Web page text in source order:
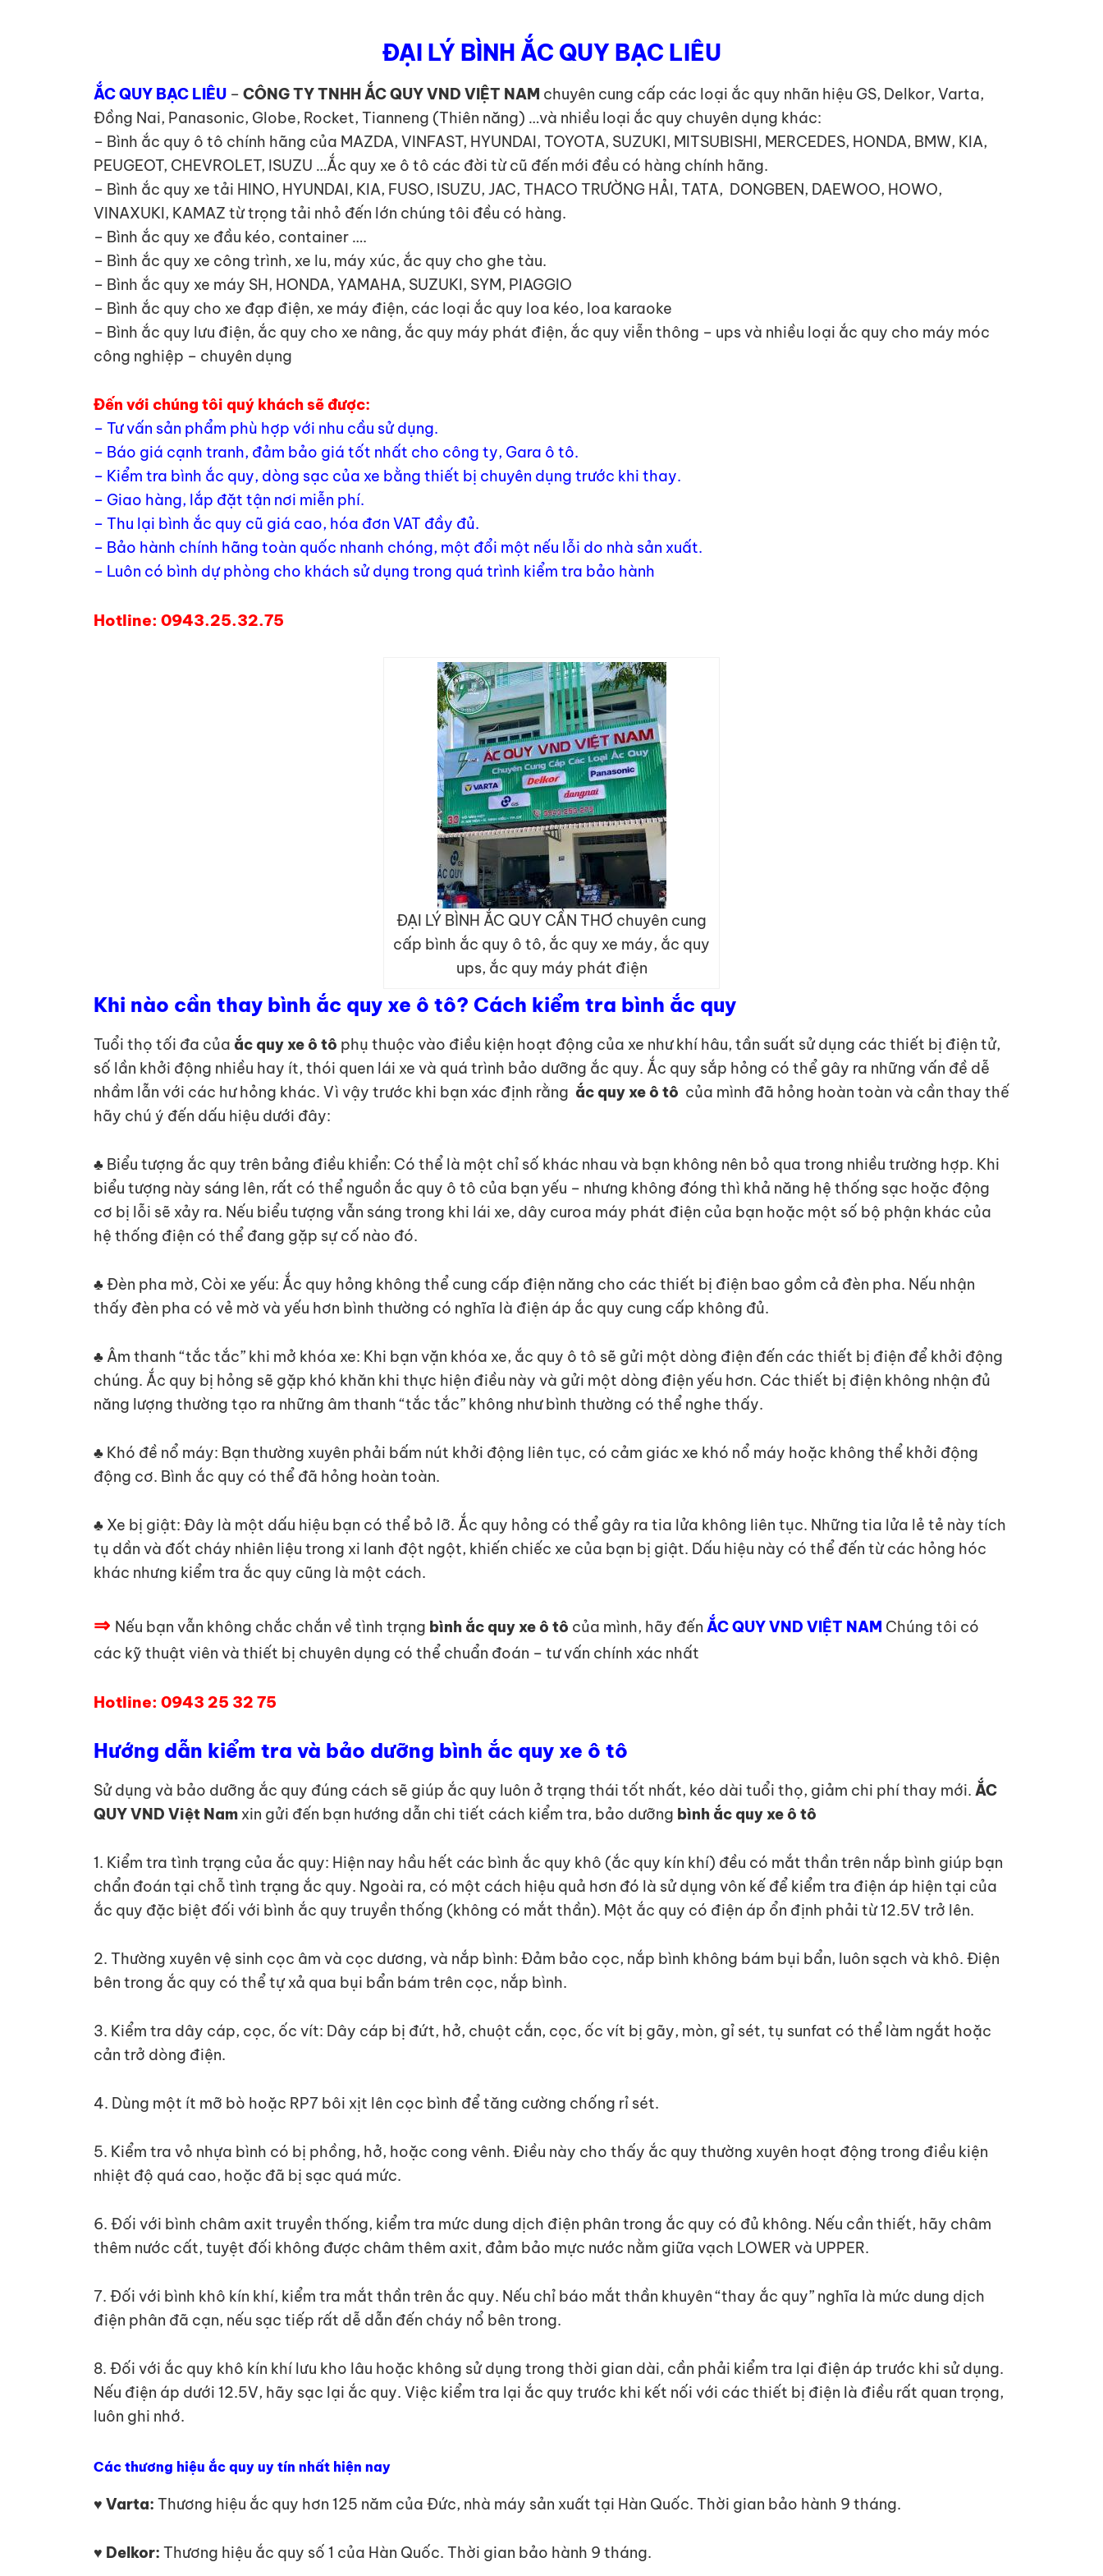
ĐẠI LÝ BÌNH ẮC QUY BẠC LIÊU
ẮC QUY BẠC LIÊU – CÔNG TY TNHH ẮC QUY VND VIỆT NAM chuyên cung cấp các loại ắc quy nhãn hiệu GS, Delkor, Varta,
Đồng Nai, Panasonic, Globe, Rocket, Tianneng (Thiên năng) …và nhiều loại ắc quy chuyên dụng khác:
– Bình ắc quy ô tô chính hãng của MAZDA, VINFAST, HYUNDAI, TOYOTA, SUZUKI, MITSUBISHI, MERCEDES, HONDA, BMW, KIA,
PEUGEOT, CHEVROLET, ISUZU …Ắc quy xe ô tô các đời từ cũ đến mới đều có hàng chính hãng.
– Bình ắc quy xe tải HINO, HYUNDAI, KIA, FUSO, ISUZU, JAC, THACO TRƯỜNG HẢI, TATA, DONGBEN, DAEWOO, HOWO,
VINAXUKI, KAMAZ từ trọng tải nhỏ đến lớn chúng tôi đều có hàng.
– Bình ắc quy xe đầu kéo, container ….
– Bình ắc quy xe công trình, xe lu, máy xúc, ắc quy cho ghe tàu.
– Bình ắc quy xe máy SH, HONDA, YAMAHA, SUZUKI, SYM, PIAGGIO
– Bình ắc quy cho xe đạp điện, xe máy điện, các loại ắc quy loa kéo, loa karaoke
– Bình ắc quy lưu điện, ắc quy cho xe nâng, ắc quy máy phát điện, ắc quy viễn thông – ups và nhiều loại ắc quy cho máy móc
công nghiệp – chuyên dụng
Đến với chúng tôi quý khách sẽ được:
– Tư vấn sản phẩm phù hợp với nhu cầu sử dụng.
– Báo giá cạnh tranh, đảm bảo giá tốt nhất cho công ty, Gara ô tô.
– Kiểm tra bình ắc quy, dòng sạc của xe bằng thiết bị chuyên dụng trước khi thay.
– Giao hàng, lắp đặt tận nơi miễn phí.
– Thu lại bình ắc quy cũ giá cao, hóa đơn VAT đầy đủ.
– Bảo hành chính hãng toàn quốc nhanh chóng, một đổi một nếu lỗi do nhà sản xuất.
– Luôn có bình dự phòng cho khách sử dụng trong quá trình kiểm tra bảo hành
Hotline: 0943.25.32.75
ĐẠI LÝ BÌNH ẮC QUY CẦN THƠ chuyên cung
cấp bình ắc quy ô tô, ắc quy xe máy, ắc quy
ups, ắc quy máy phát điện
Khi nào cần thay bình ắc quy xe ô tô? Cách kiểm tra bình ắc quy
Tuổi thọ tối đa của ắc quy xe ô tô phụ thuộc vào điều kiện hoạt động của xe như khí hâu, tần suất sử dụng các thiết bị điện tử,
số lần khởi động nhiều hay ít, thói quen lái xe và quá trình bảo dưỡng ắc quy. Ắc quy sắp hỏng có thể gây ra những vấn đề dễ
nhầm lẫn với các hư hỏng khác. Vì vậy trước khi bạn xác định rằng ắc quy xe ô tô của mình đã hỏng hoàn toàn và cần thay thế
hãy chú ý đến dấu hiệu dưới đây:
♣ Biểu tượng ắc quy trên bảng điều khiển: Có thể là một chỉ số khác nhau và bạn không nên bỏ qua trong nhiều trường hợp. Khi
biểu tượng này sáng lên, rất có thể nguồn ắc quy ô tô của bạn yếu – nhưng không đóng thì khả năng hệ thống sạc hoặc động
cơ bị lỗi sẽ xảy ra. Nếu biểu tượng vẫn sáng trong khi lái xe, dây curoa máy phát điện của bạn hoặc một số bộ phận khác của
hệ thống điện có thể đang gặp sự cố nào đó.
♣ Đèn pha mờ, Còi xe yếu: Ắc quy hỏng không thể cung cấp điện năng cho các thiết bị điện bao gồm cả đèn pha. Nếu nhận
thấy đèn pha có vẻ mờ và yếu hơn bình thường có nghĩa là điện áp ắc quy cung cấp không đủ.
♣ Âm thanh “tắc tắc” khi mở khóa xe: Khi bạn vặn khóa xe, ắc quy ô tô sẽ gửi một dòng điện đến các thiết bị điện để khởi động
chúng. Ắc quy bị hỏng sẽ gặp khó khăn khi thực hiện điều này và gửi một dòng điện yếu hơn. Các thiết bị điện không nhận đủ
năng lượng thường tạo ra những âm thanh “tắc tắc” không như bình thường có thể nghe thấy.
♣ Khó đề nổ máy: Bạn thường xuyên phải bấm nút khởi động liên tục, có cảm giác xe khó nổ máy hoặc không thể khởi động
động cơ. Bình ắc quy có thể đã hỏng hoàn toàn.
♣ Xe bị giật: Đây là một dấu hiệu bạn có thể bỏ lỡ. Ắc quy hỏng có thể gây ra tia lửa không liên tục. Những tia lửa lẻ tẻ này tích
tụ dần và đốt cháy nhiên liệu trong xi lanh đột ngột, khiến chiếc xe của bạn bị giật. Dấu hiệu này có thể đến từ các hỏng hóc
khác nhưng kiểm tra ắc quy cũng là một cách.
⇒ Nếu bạn vẫn không chắc chắn về tình trạng bình ắc quy xe ô tô của mình, hãy đến ẮC QUY VND VIỆT NAM Chúng tôi có
các kỹ thuật viên và thiết bị chuyên dụng có thể chuẩn đoán – tư vấn chính xác nhất
Hotline: 0943 25 32 75
Hướng dẫn kiểm tra và bảo dưỡng bình ắc quy xe ô tô
Sử dụng và bảo dưỡng ắc quy đúng cách sẽ giúp ắc quy luôn ở trạng thái tốt nhất, kéo dài tuổi thọ, giảm chi phí thay mới. ẮC
QUY VND Việt Nam xin gửi đến bạn hướng dẫn chi tiết cách kiểm tra, bảo dưỡng bình ắc quy xe ô tô
1. Kiểm tra tình trạng của ắc quy: Hiện nay hầu hết các bình ắc quy khô (ắc quy kín khí) đều có mắt thần trên nắp bình giúp bạn
chẩn đoán tại chỗ tình trạng ắc quy. Ngoài ra, có một cách hiệu quả hơn đó là sử dụng vôn kế để kiểm tra điện áp hiện tại của
ắc quy đặc biệt đối với bình ắc quy truyền thống (không có mắt thần). Một ắc quy có điện áp ổn định phải từ 12.5V trở lên.
2. Thường xuyên vệ sinh cọc âm và cọc dương, và nắp bình: Đảm bảo cọc, nắp bình không bám bụi bẩn, luôn sạch và khô. Điện
bên trong ắc quy có thể tự xả qua bụi bẩn bám trên cọc, nắp bình.
3. Kiểm tra dây cáp, cọc, ốc vít: Dây cáp bị đứt, hở, chuột cắn, cọc, ốc vít bị gãy, mòn, gỉ sét, tụ sunfat có thể làm ngắt hoặc
cản trở dòng điện.
4. Dùng một ít mỡ bò hoặc RP7 bôi xịt lên cọc bình để tăng cường chống rỉ sét.
5. Kiểm tra vỏ nhựa bình có bị phồng, hở, hoặc cong vênh. Điều này cho thấy ắc quy thường xuyên hoạt động trong điều kiện
nhiệt độ quá cao, hoặc đã bị sạc quá mức.
6. Đối với bình châm axit truyền thống, kiểm tra mức dung dịch điện phân trong ắc quy có đủ không. Nếu cần thiết, hãy châm
thêm nước cất, tuyệt đối không được châm thêm axit, đảm bảo mực nước nằm giữa vạch LOWER và UPPER.
7. Đối với bình khô kín khí, kiểm tra mắt thần trên ắc quy. Nếu chỉ báo mắt thần khuyên “thay ắc quy” nghĩa là mức dung dịch
điện phân đã cạn, nếu sạc tiếp rất dễ dẫn đến cháy nổ bên trong.
8. Đối với ắc quy khô kín khí lưu kho lâu hoặc không sử dụng trong thời gian dài, cần phải kiểm tra lại điện áp trước khi sử dụng.
Nếu điện áp dưới 12.5V, hãy sạc lại ắc quy. Việc kiểm tra lại ắc quy trước khi kết nối với các thiết bị điện là điều rất quan trọng,
luôn ghi nhớ.
Các thương hiệu ắc quy uy tín nhất hiện nay
♥ Varta: Thương hiệu ắc quy hơn 125 năm của Đức, nhà máy sản xuất tại Hàn Quốc. Thời gian bảo hành 9 tháng.
♥ Delkor: Thương hiệu ắc quy số 1 của Hàn Quốc. Thời gian bảo hành 9 tháng.